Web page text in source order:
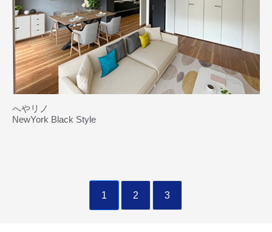
へやリノ
NewYork Black Style
1 2 3